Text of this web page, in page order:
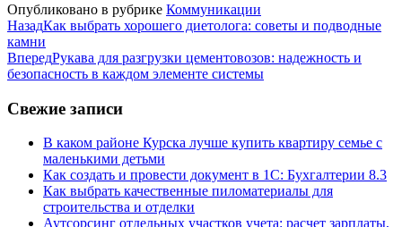
Опубликовано в рубрике Коммуникации
НазадКак выбрать хорошего диетолога: советы и подводные
камни
ВпередРукава для разгрузки цементовозов: надежность и
безопасность в каждом элементе системы
Свежие записи
В каком районе Курска лучше купить квартиру семье с
маленькими детьми
Как создать и провести документ в 1С: Бухгалтерии 8.3
Как выбрать качественные пиломатериалы для
строительства и отделки
Аутсорсинг отдельных участков учета: расчет зарплаты,